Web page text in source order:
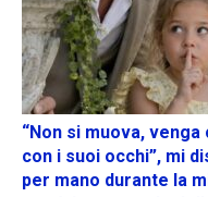
“Non si muova,
con i suoi occhi”, mi
per mano durante la